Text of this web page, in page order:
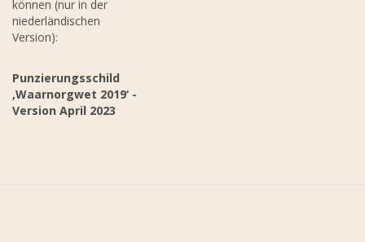
können (nur in der
niederländischen
Version):
Punzierungsschild
‚Waarnorgwet 2019‘ -
Version April 2023